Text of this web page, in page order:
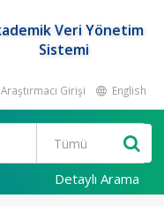
Veri Yönetim
Sistemi
Araştırmacı Girişi English
Detaylı Arama